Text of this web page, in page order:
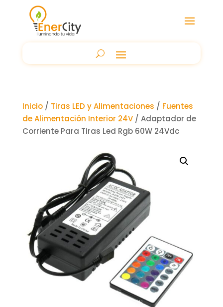
Inicio/ Tiras LED y Alimentaciones / Fuentes
de Alimentación Interior 24V/ Adaptador de
Corriente Para Tiras Led Rgb 60W 24Vdc